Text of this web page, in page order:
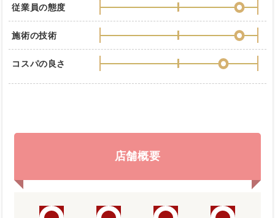
従業員の態度
施術の技術
コスパの良さ
店舗概要